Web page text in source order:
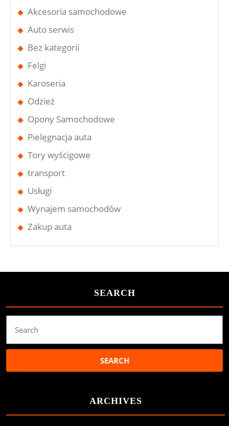
Akcesoria samochodowe
Auto serwis
Bez kategorii
Felgi
Karoseria
Odzież
Opony Samochodowe
Pielęgnacja auta
Tory wyścigowe
transport
Usługi
Wynajem samochodów
Zakup auta
SEARCH
for:
ARCHIVES